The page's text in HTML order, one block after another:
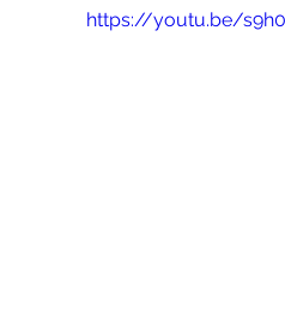
https://youtu.be/